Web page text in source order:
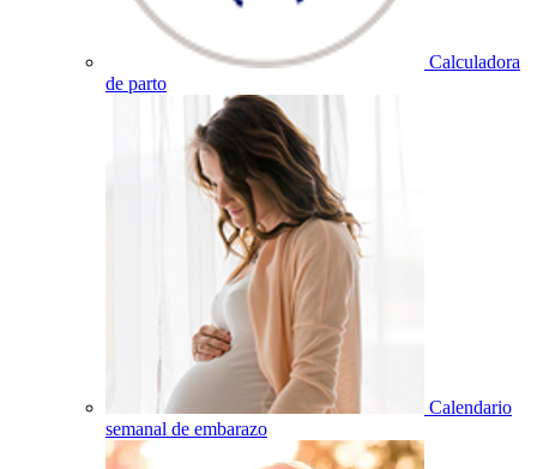
Calculadora
de parto
Calendario
semanal de embarazo